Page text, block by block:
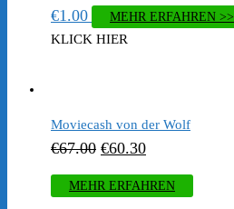
€1.00 MEHR ERFAHREN >>
KLICK HIER
Moviecash von der Wolf
€67.00 Ursprünglicher
Preis
war:
€60.30Aktueller
Preis
ist:
MEHR ERFAHREN